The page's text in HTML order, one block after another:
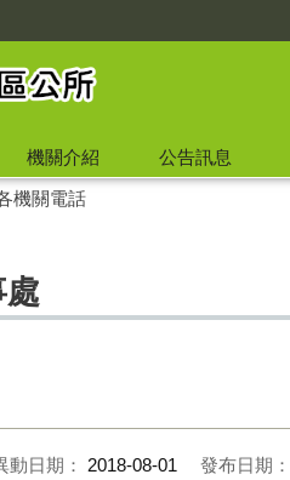
機關介紹 公告訊息
機關電話
動日期： 2018-08-01 發布日期：